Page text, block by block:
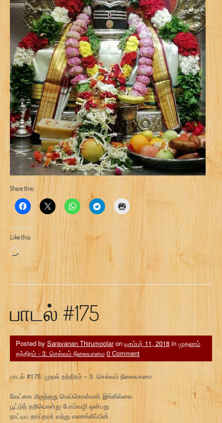
Share this:
Like this:
Loading…
பாடல் #175
Posted by Saravanan Thirumoolaron டிசம்பர் 11, 2018 in முதலாம்
தந்திரம் - 3. செல்வம் நிலையாமை 0 Comment
பாடல் #175: முதல் தந்திரம் – 3. செல்வம் நிலையாமை
வேட்கை மிகுந்தது மெய்கொள்வார் இங்கில்லை
பூட்டுந் தறியொன்று போம்வழி ஒன்பது
நாட்டிய தாய்தமர் வந்து வணங்கிப்பின்